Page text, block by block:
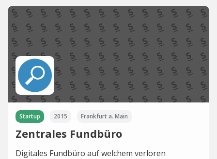
Startup 2015 Frankfurt a. Main
Zentrales Fundbüro
Digitales Fundbüro auf welchem verloren